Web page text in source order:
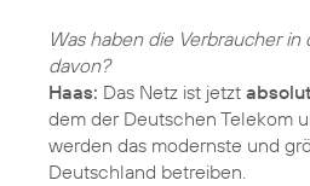
Was haben die Verbraucher
davon?
Haas: Das Netz ist jetzt
dem der Deutschen Telekom
werden das modernste und
Deutschland betreiben.